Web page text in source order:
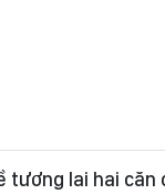
tương lai hai căn